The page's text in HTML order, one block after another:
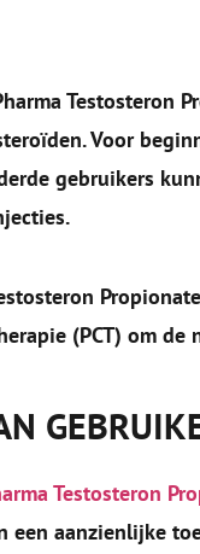
Testosteron
Voor
gebruikers
(PCT) om
Testosteron
een aanzienlijke